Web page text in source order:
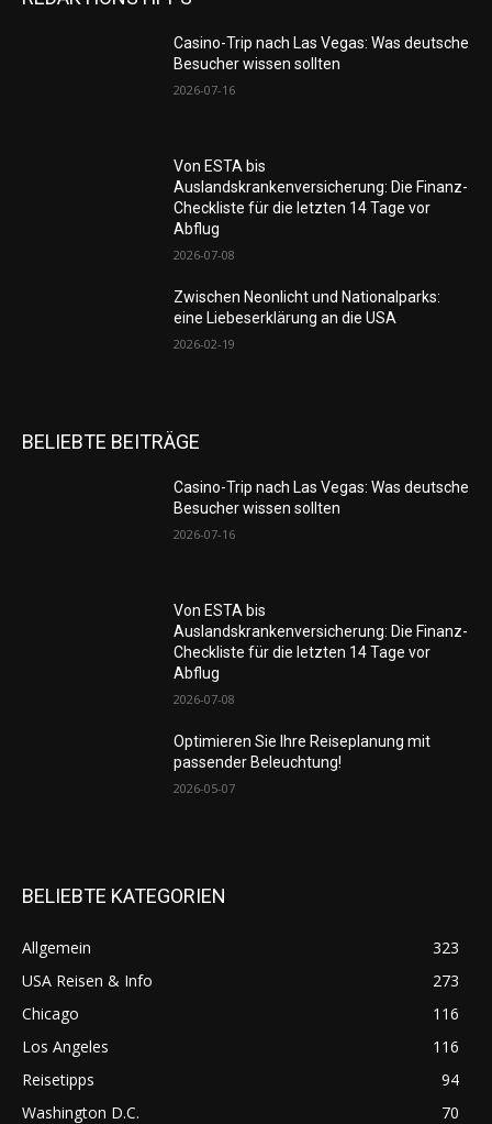
Casino-Trip nach Las Vegas: Was deutsche
Besucher wissen sollten
2026-07-16
Von ESTA bis
Auslandskrankenversicherung: Die Finanz-
Checkliste für die letzten 14 Tage vor
Abflug
2026-07-08
Zwischen Neonlicht und Nationalparks:
eine Liebeserklärung an die USA
2026-02-19
BELIEBTE BEITRÄGE
Casino-Trip nach Las Vegas: Was deutsche
Besucher wissen sollten
2026-07-16
Von ESTA bis
Auslandskrankenversicherung: Die Finanz-
Checkliste für die letzten 14 Tage vor
Abflug
2026-07-08
Optimieren Sie Ihre Reiseplanung mit
passender Beleuchtung!
2026-05-07
BELIEBTE KATEGORIEN
Allgemein
323
USA Reisen & Info
273
Chicago
116
Los Angeles
116
Reisetipps
94
Washington D.C.
70